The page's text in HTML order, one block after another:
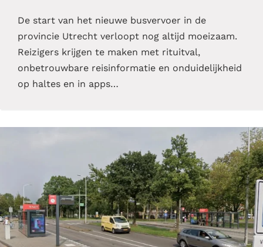
De start van het nieuwe busvervoer in de
provincie Utrecht verloopt nog altijd moeizaam.
Reizigers krijgen te maken met rituitval,
onbetrouwbare reisinformatie en onduidelijkheid
op haltes en in apps…